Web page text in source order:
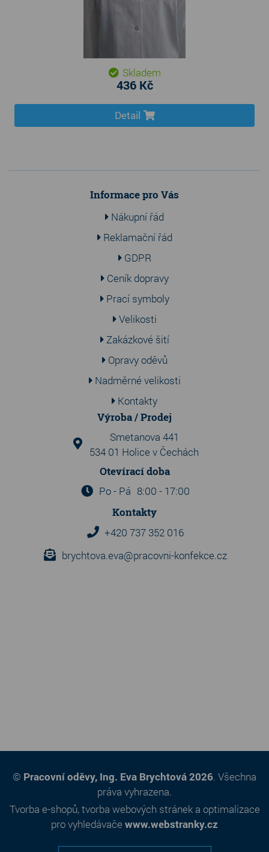
Skladem
436 Kč
Detail
Informace pro Vás
Nákupní řád
Reklamační řád
GDPR
Ceník dopravy
Prací symboly
Velikosti
Zakázkové šití
Opravy oděvů
Nadměrné velikosti
Kontakty
Výroba / Prodej
Smetanova 441
534 01 Holice v Čechách
Otevírací doba
Po - Pá 8:00 - 17:00
Kontakty
+420 737 352 016
brychtova.eva@pracovni-konfekce.cz
© Pracovní oděvy, Ing. Eva Brychtová 2026. Všechna
práva vyhrazena.
Tvorba e-shopů,tvorba webových stráneka optimalizace
pro vyhledávače www.webstranky.cz